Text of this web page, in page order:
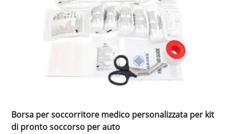
Borsa per soccorritore medico personalizzata per kit
di pronto soccorso per auto